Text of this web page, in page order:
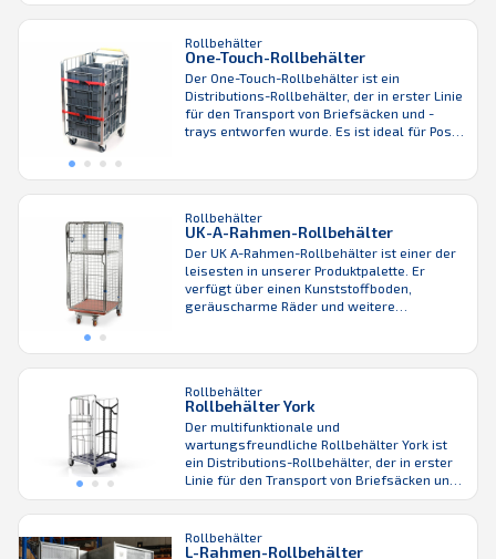
die selbstjustierende und wartungsfreie
Polymerboden machen ihn sicher und
anwenderfreundlich, während die robuste
Konstruktion für eine lange Nutzungsdauer
sorgt.
Rollbehälter
One-Touch-Rollbehälter
Der One-Touch-Rollbehälter ist ein
Distributions-Rollbehälter, der in erster Linie
für den Transport von Briefsäcken und -
trays entworfen wurde. Es ist ideal für Post-
Leichte und platzsparende Einheit. Sicherer
Die Einheit kann effizient verschachtelt
werden und Stapel von 600 x 400 ...
Rollbehälter
UK-A-Rahmen-Rollbehälter
Der UK A-Rahmen-Rollbehälter ist einer der
leisesten in unserer Produktpalette. Er
verfügt über einen Kunststoffboden,
geräuscharme Räder und weitere
verschachtelbar – das dichte Gitter sorgt für
Gitterwagen ist auch mit einem
Drahtgitterboden erhältlich.
Rollbehälter
Rollbehälter York
Der multifunktionale und
wartungsfreundliche Rollbehälter York ist
ein Distributions-Rollbehälter, der in erster
Linie für den Transport von Briefsäcken und
-trays konzipiert wurde. Für zusätzliche
Sicherheit ist er mit einer handbetätigten
dynamischen Bremse ausgestattet. Wie alle
Produkte von K.Hartwall steht auch der York
Rollbehälter
L-Rahmen-Rollbehälter